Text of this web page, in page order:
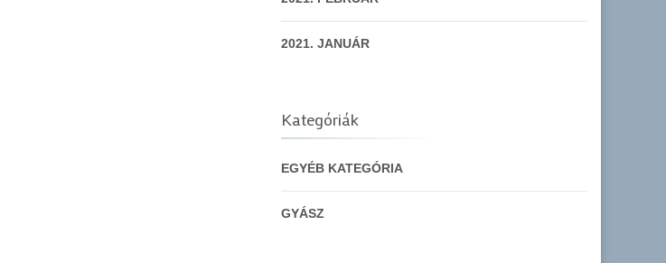
2021. JANUÁR
Kategóriák
EGYÉB KATEGÓRIA
GYÁSZ